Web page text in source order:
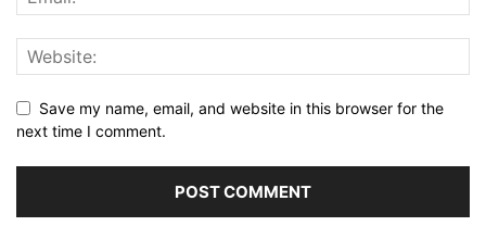
Save my name, email, and website in this browser for the
next time I comment.